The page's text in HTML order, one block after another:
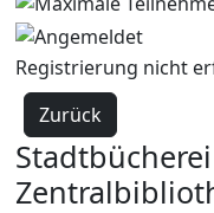
Registrierung nicht
Zurück